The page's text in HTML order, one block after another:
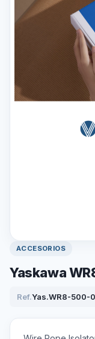
ACCESORIOS
Yaskawa
Ref.Yas.WR8-500-